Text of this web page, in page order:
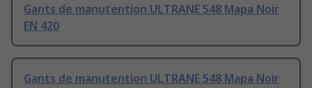
Gants de manutention ULTRANE 548 Mapa Noir
EN 420
Gants de manutention ULTRANE 548 Mapa Noir